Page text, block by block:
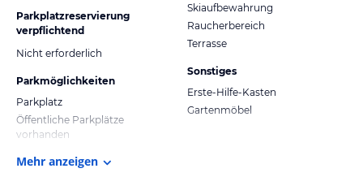
Parkplatzreservierung
verpflichtend
Nicht erforderlich
Parkmöglichkeiten
Parkplatz
Öffentliche Parkplätze
vorhanden
Skiaufbewahrung
Raucherbereich
Terrasse
Sonstiges
Erste-Hilfe-Kasten
Gartenmöbel
Mehr anzeigen